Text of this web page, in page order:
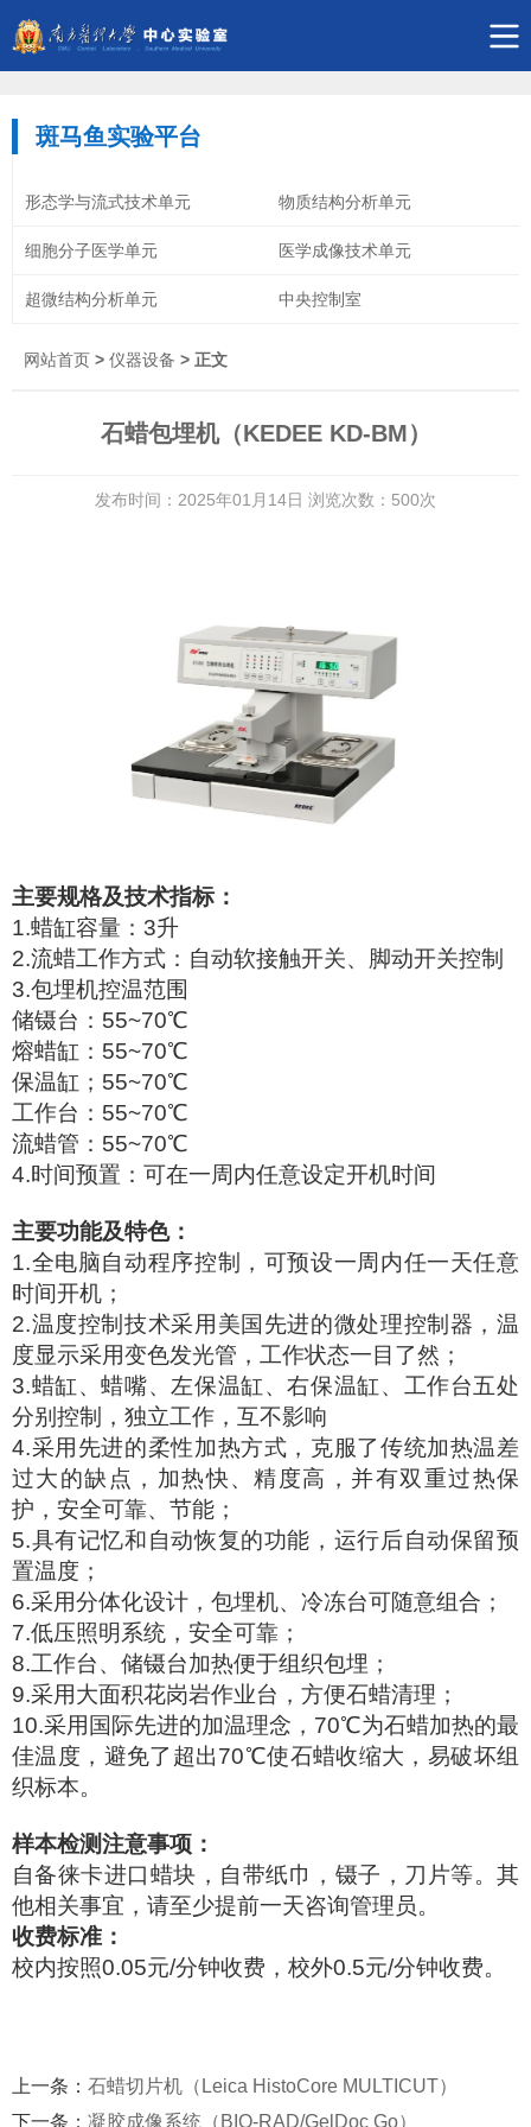
斑马鱼实验平台
形态学与流式技术单元 物质结构分析单元
细胞分子医学单元 医学成像技术单元
超微结构分析单元 中央控制室
网站首页 > 仪器设备 > 正文
石蜡包埋机（KEDEE KD-BM）
发布时间：2025年01月14日 浏览次数： 500次
主要规格及技术指标 ：
1.蜡缸容量：3升
2.流蜡工作方式：自动软接触开关、脚动开关控制
3.包埋机控温范围
储镊台：55~70℃
熔蜡缸：55~70℃
保温缸；55~70℃
工作台：55~70℃
流蜡管：55~70℃
4.时间预置：可在一周内任意设定开机时间
主要功能及特色：
1.全电脑自动程序控制，可预设一周内任一天任意
时间开机；
2.温度控制技术采用美国先进的微处理控制器，温
度显示采用变色发光管，工作状态一目了然；
3.蜡缸、蜡嘴、左保温缸、右保温缸、工作台五处
分别控制，独立工作，互不影响
4.采用先进的柔性加热方式，克服了传统加热温差
过大的缺点，加热快、精度高，并有双重过热保
护，安全可靠、节能；
5.具有记忆和自动恢复的功能，运行后自动保留预
置温度；
6.采用分体化设计，包埋机、冷冻台可随意组合；
7.低压照明系统，安全可靠；
8.工作台、储镊台加热便于组织包埋；
9.采用大面积花岗岩作业台，方便石蜡清理；
10.采用国际先进的加温理念，70℃为石蜡加热的最
佳温度，避免了超出70℃使石蜡收缩大，易破坏组
织标本。
样本检测注意事项 ：
自备徕卡进口蜡块，自带纸巾，镊子，刀片等。其
他相关事宜，请至少提前一天咨询管理员。
收费标准 ：
校内按照0.05元/分钟收费，校外0.5元/分钟收费。
上一条： 石蜡切片机（Leica HistoCore MULTICUT）
下一条： 凝胶成像系统（BIO-RAD/GelDoc Go）